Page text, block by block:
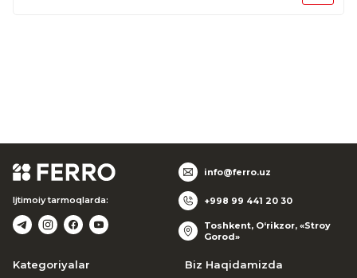
Ijtimoiy tarmoqlarda:
info@ferro.uz
+998 99 441 20 30
Toshkent, O‘rikzor, «Stroy
Gorod»
Kategoriyalar Biz Haqidamizda